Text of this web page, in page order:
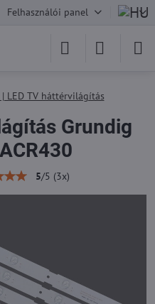
Felhasználói panel
LED TV háttérvilágítás
Grundig
5/5 (3x)